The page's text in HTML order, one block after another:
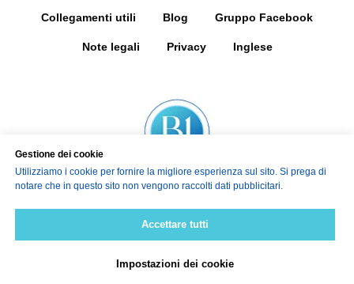
Collegamenti utili Blog Gruppo Facebook
Note legali Privacy Inglese
© Tutti i diritti riservati. B1parkinsons.org
Gestione dei cookie
Utilizziamo i cookie per fornire la migliore esperienza sul sito. Si prega di
notare che in questo sito non vengono raccolti dati pubblicitari.
Accettare tutti
Impostazioni dei cookie